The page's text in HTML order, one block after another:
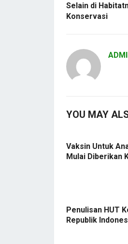
Selain di
Konservasi
YOU MAY
Vaksin Untuk
Mulai Diberikan
Penulisan HUT
Republik